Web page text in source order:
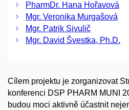
PharmDr. Hana Hořavová
Mgr. Veronika Murgašová
Mgr. Patrik Sivulič
Mgr. David Švestka, Ph.D.
Cílem projektu je zorganizovat
konferenci DSP PHARM MUNI
budou moci aktivně účastnit